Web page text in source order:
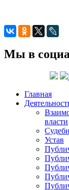
Мы в
Главная
власти
Устав